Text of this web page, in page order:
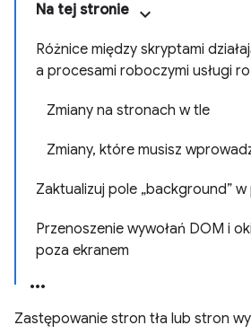
Na tej stronie
Różnice między skryptami
a procesami roboczymi usługi
Zmiany na stronach w tle
Zmiany, które musisz
Zaktualizuj pole „background”
Przenoszenie wywołań DOM i
poza ekranem
Zastępowanie stron tła lub stron